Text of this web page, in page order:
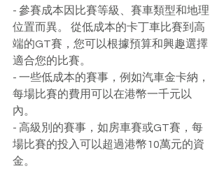
- 參賽成本因比賽等級、賽車類型和地理
位置而異。 從低成本的卡丁車比賽到高
端的GT賽，您可以根據預算和興趣選擇
適合您的比賽。
- 一些低成本的賽事，例如汽車金卡納，
每場比賽的費用可以在港幣一千元以
內。
- 高級別的賽事，如房車賽或GT賽，每
場比賽的投入可以超過港幣10萬元的資
金。